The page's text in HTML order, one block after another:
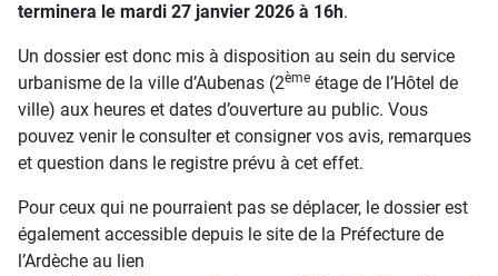
terminera le mardi 27 janvier 2026 à 16h.
Un dossier est donc mis à disposition au sein du service
urbanisme de la ville d’Aubenas (2ème étage de l’Hôtel de
ville) aux heures et dates d’ouverture au public. Vous
pouvez venir le consulter et consigner vos avis, remarques
et question dans le registre prévu à cet effet.
Pour ceux qui ne pourraient pas se déplacer, le dossier est
également accessible depuis le site de la Préfecture de
l’Ardèche au lien